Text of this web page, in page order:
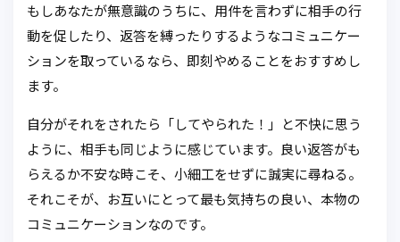
もしあなたが無意識のうちに、用件を言わずに相手の行
動を促したり、返答を縛ったりするようなコミュニケー
ションを取っているなら、即刻やめることをおすすめし
ます。
自分がそれをされたら「してやられた！」と不快に思う
ように、相手も同じように感じています。良い返答がも
らえるか不安な時こそ、小細工をせずに誠実に尋ねる。
それこそが、お互いにとって最も気持ちの良い、本物の
コミュニケーションなのです。